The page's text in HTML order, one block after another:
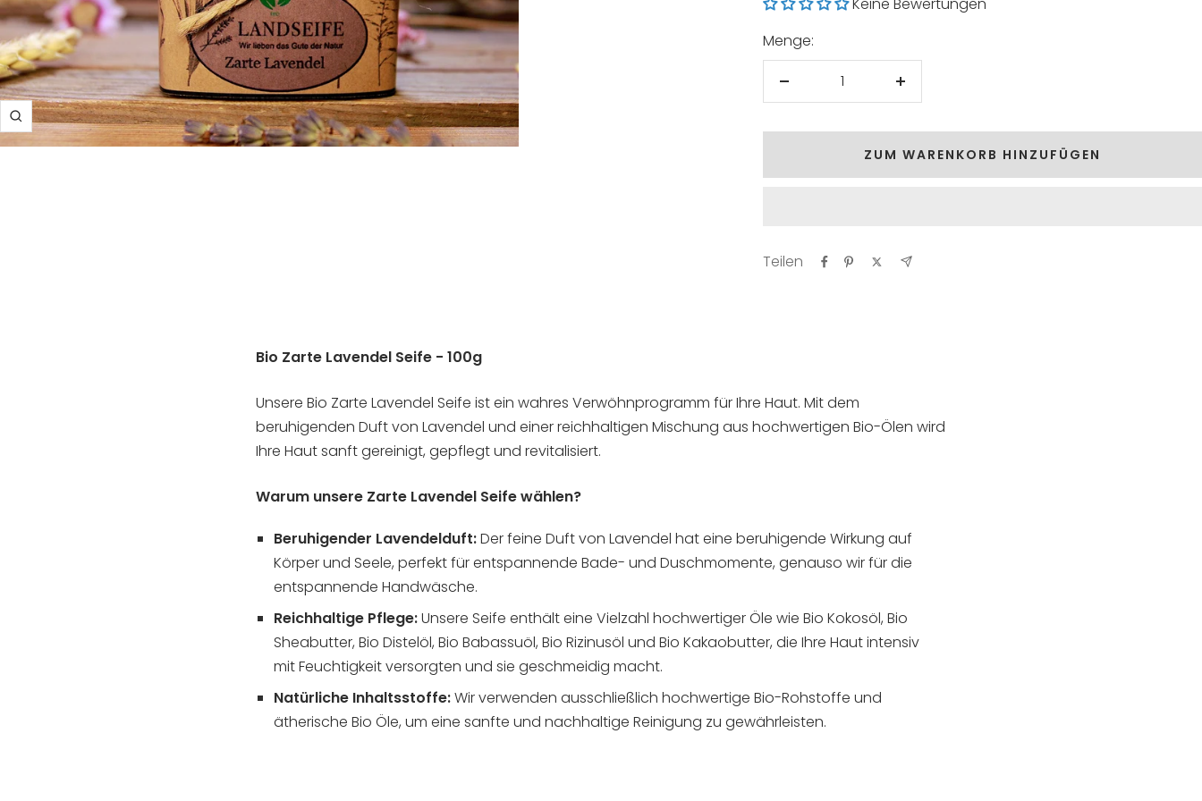
Zoom
Menge:
Menge
ZUM WARENKORB HINZUFÜGEN
Teilen
Bio Zarte Lavendel Seife - 100g
Unsere Bio Zarte Lavendel Seife ist ein wahres Verwöhnprogramm für Ihre Haut. Mit dem
beruhigenden Duft von Lavendel und einer reichhaltigen Mischung aus hochwertigen Bio-Ölen wird
Ihre Haut sanft gereinigt, gepflegt und revitalisiert.
Warum unsere Zarte Lavendel Seife wählen?
Beruhigender Lavendelduft:Der feine Duft von Lavendel hat eine beruhigende Wirkung auf
Körper und Seele, perfekt für entspannende Bade- und Duschmomente, genauso wir für die
entspannende Handwäsche.
Reichhaltige Pflege:Unsere Seife enthält eine Vielzahl hochwertiger Öle wie Bio Kokosöl, Bio
Sheabutter, Bio Distelöl, Bio Babassuöl, Bio Rizinusöl und Bio Kakaobutter, die Ihre Haut intensiv
mit Feuchtigkeit versorgten und sie geschmeidig macht.
Natürliche Inhaltsstoffe:Wir verwenden ausschließlich hochwertige Bio-Rohstoffe und
ätherische Bio Öle, um eine sanfte und nachhaltige Reinigung zu gewährleisten.